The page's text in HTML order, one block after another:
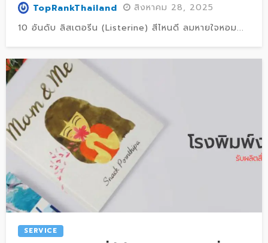
TopRankThailand
สิงหาคม 28, 2025
10 อันดับ ลิสเตอรีน (Listerine) สีไหนดี ลมหายใจหอม...
SERVICE